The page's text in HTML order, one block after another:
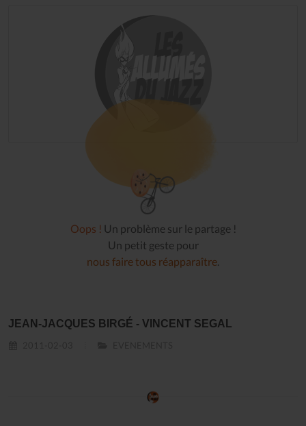
Oops ! Un problème sur le partage !
Un petit geste pour
nous faire tous réapparaître.
JEAN-JACQUES BIRGÉ - VINCENT SEGAL